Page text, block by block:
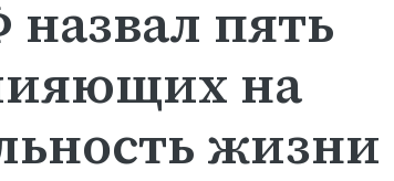
пять
на
жизни